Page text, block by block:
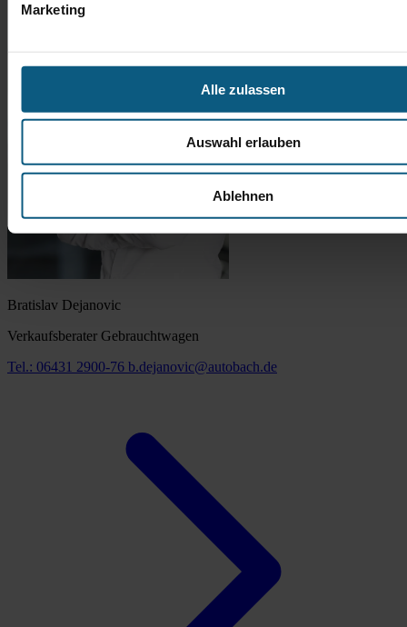
Marketing
Alle zulassen
Auswahl erlauben
Ablehnen
Bratislav Dejanovic
Verkaufsberater Gebrauchtwagen
Tel.: 06431 2900-76 b.dejanovic@autobach.de